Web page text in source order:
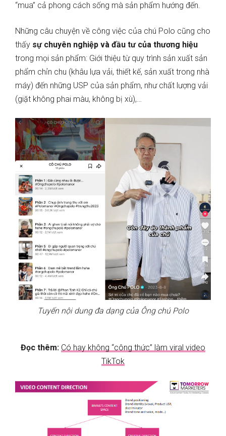
“mua” cả phong cách sống mà sản phẩm hướng đến.
Những câu chuyện về công việc của chú Polo cũng cho
thấy sự chuyên nghiệp và đầu tư của thương hiệu
trong mọi sản phẩm: Giới thiệu từ quy trình sản xuất sản
phẩm chỉn chu (khâu lựa vải, thiết kế, sản xuất trong nhà
máy) đến những USP của sản phẩm, như chất lượng vải
(giặt không phai màu, không bị xù),…
Tuyến nội dung đa dạng của Ông chú Polo
Đọc thêm: Có hay không “công thức” làm viral video
TikTok